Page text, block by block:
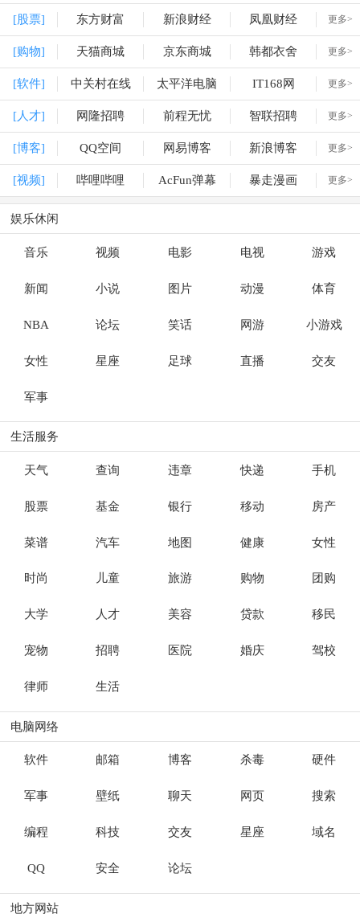
[股票] 东方财富 新浪财经 凤凰财经 更多>
[购物] 天猫商城 京东商城 韩都衣舍 更多>
[软件] 中关村在线 太平洋电脑 IT168网 更多>
[人才] 网隆招聘 前程无忧 智联招聘 更多>
[博客] QQ空间 网易博客 新浪博客 更多>
[视频] 哔哩哔哩 AcFun弹幕 暴走漫画 更多>
娱乐休闲
音乐 视频 电影 电视 游戏
新闻 小说 图片 动漫 体育
NBA 论坛 笑话 网游 小游戏
女性 星座 足球 直播 交友
军事
生活服务
天气 查询 违章 快递 手机
股票 基金 银行 移动 房产
菜谱 汽车 地图 健康 女性
时尚 儿童 旅游 购物 团购
大学 人才 美容 贷款 移民
宠物 招聘 医院 婚庆 驾校
律师 生活
电脑网络
软件 邮箱 博客 杀毒 硬件
军事 壁纸 聊天 网页 搜索
编程 科技 交友 星座 域名
QQ 安全 论坛
地方网站